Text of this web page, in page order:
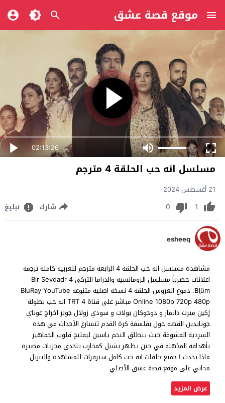
موقع قصة عشق
02:13:26
مسلسل انه حب الحلقة 4 مترجم
21 أغسطس 2024
1
0 شارك تبليغ
esheeq
مشاهدة مسلسل انه حب الحلقة 4 الرابعة مترجم للعربية كاملة ترجمة
اعلانات حصرياً مسلسل الرومانسية والدراما التركي Bir Sevdad‎r 4
.Bِlüm دموع العروس الحلقة 4 نسخة اصلية متنوعة BluRay YouTube
Online 1080p 720p 480p مباشر على قناة TRT 4 انه حب بطولة
إكين ميرت دايماز و دوجوكان بولات و سودي زولال جولر اخراج غوناي
جونايدين القصة حول بفلسفة كرة القدم تتسارع الأحداث في هذه
السردية المشوقة حيث ينطلق النجم ياسين ليفتتح قلوب الجماهير
بأهدافه المذهلة في حين يظهر يشيل كمحارب يتحدى مجريات مصيره
ماذا يحدث ! جميع حلقات انه حب كامل سيرفرات للمشاهدة والتنزيل
مجاني على موقع قصة عشق الأصلي
عرض المزيد